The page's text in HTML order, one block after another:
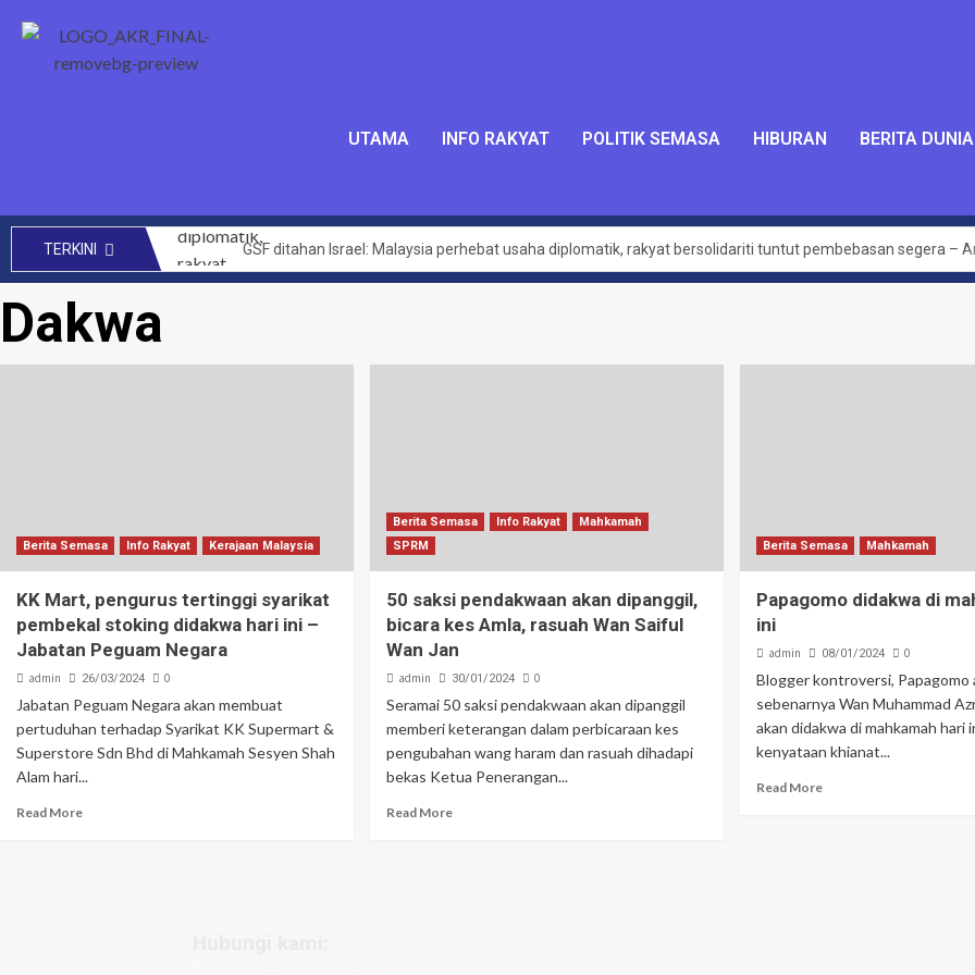
UTAMA INFO RAKYAT POLITIK SEMASA HIBURAN BERITA DUNIA
TERKINI
GSF ditahan Israel: Malaysia perhebat usaha diplomatik, rakyat bersolidariti tuntut pembebasan segera –
SENIMAN kecam Israel tahan aktivis Global Sumud Flotilla – Hafiz Nafiah
Letupan paip gas di Putra Heights: Kerajaan peruntuk RM40 juta baik pulih rumah terjejas – Amirudin Shari
PTPTN umum dividen Simpan SSPN 4.05 peratus, tertinggi dalam 10 tahun – Zambry
Dakwa
Berita Semasa Info Rakyat Kerajaan Malaysia
KK Mart, pengurus tertinggi syarikat
pembekal stoking didakwa hari ini –
Jabatan Peguam Negara
admin 26/03/2024 0
Jabatan Peguam Negara akan membuat
pertuduhan terhadap Syarikat KK Supermart &
Superstore Sdn Bhd di Mahkamah Sesyen Shah
Alam hari...
Read More
Berita Semasa Info Rakyat
Mahkamah
SPRM
50 saksi pendakwaan akan dipanggil,
bicara kes Amla, rasuah Wan Saiful
Wan Jan
admin 30/01/2024 0
Seramai 50 saksi pendakwaan akan dipanggil
memberi keterangan dalam perbicaraan kes
pengubahan wang haram dan rasuah dihadapi
bekas Ketua Penerangan...
Read More
Berita Semasa Mahkamah
Papagomo didakwa di
ini
admin 08/01/2024 0
Blogger kontroversi, Papagomo
sebenarnya Wan Muhammad
akan didakwa di mahkamah hari
kenyataan khianat...
Read More